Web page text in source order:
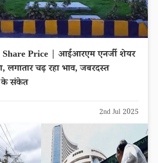
Price | आईआरएम एनर्जी शेयर
लगातार चढ़ रहा भाव, जबरदस्त
के संकेत
2nd Jul 2025